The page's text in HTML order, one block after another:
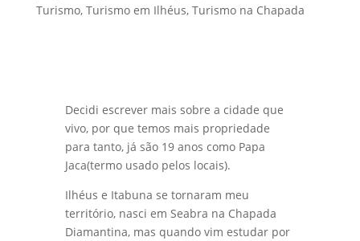
Turismo, Turismo em Ilhéus, Turismo na Chapada
Decidi escrever mais sobre a cidade que
vivo, por que temos mais propriedade
para tanto, já são 19 anos como Papa
Jaca(termo usado pelos locais).
Ilhéus e Itabuna se tornaram meu
território, nasci em Seabra na Chapada
Diamantina, mas quando vim estudar por